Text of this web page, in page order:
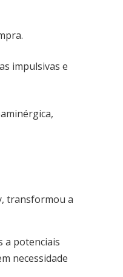
impulsivas e
transformou a
a potenciais
necessidade